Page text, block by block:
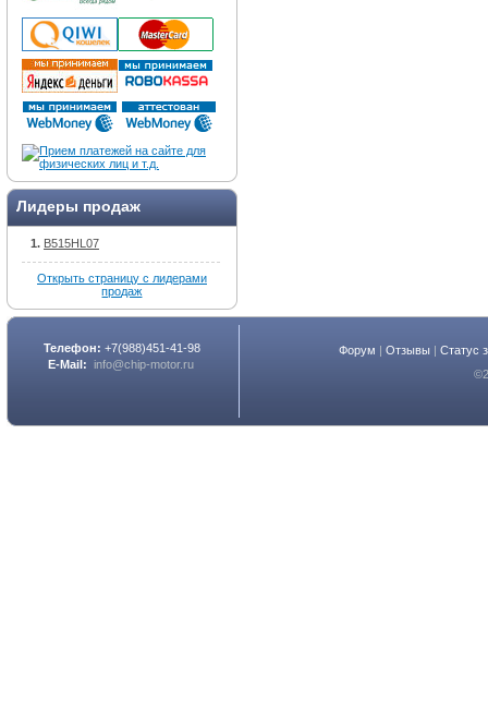
Лидеры продаж
B515HL07
Открыть страницу с лидерами
продаж
Телефон: +7(988)451-41-98
E-Mail: info@chip-motor.ru
Форум |Отзывы |Статус